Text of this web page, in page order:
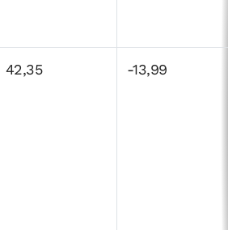
42,35 -13,99